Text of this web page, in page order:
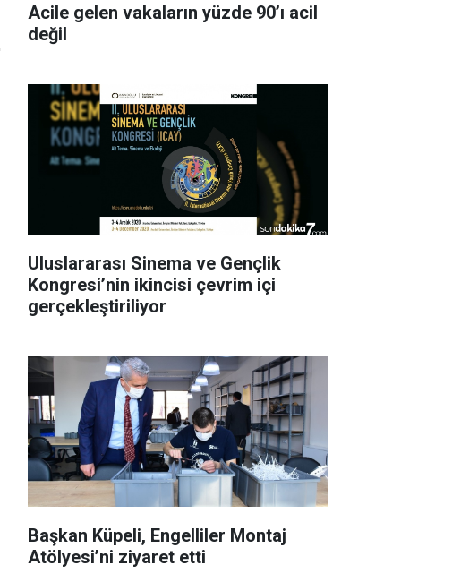
Acile gelen vakaların yüzde 90’ı acil
değil
Uluslararası Sinema ve Gençlik
Kongresi’nin ikincisi çevrim içi
gerçekleştiriliyor
Başkan Küpeli, Engelliler Montaj
Atölyesi’ni ziyaret etti